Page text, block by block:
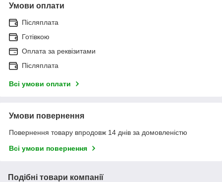
Умови оплати
Післяплата
Готівкою
Оплата за реквізитами
Післяплата
Всі умови оплати
Умови повернення
Повернення товару впродовж 14 днів за домовленістю
Всі умови повернення
Подібні товари компанії